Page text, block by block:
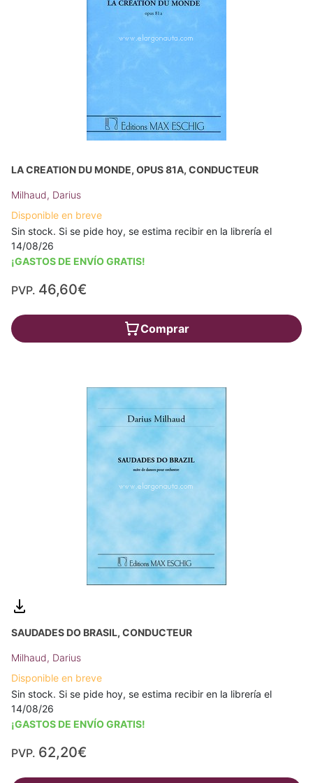
LA CREATION DU MONDE, OPUS 81A, CONDUCTEUR
Milhaud, Darius
Disponible en breve
Sin stock. Si se pide hoy, se estima recibir en la librería el
14/08/26
¡GASTOS DE ENVÍO GRATIS!
PVP. 46,60€
Comprar
SAUDADES DO BRASIL, CONDUCTEUR
Milhaud, Darius
Disponible en breve
Sin stock. Si se pide hoy, se estima recibir en la librería el
14/08/26
¡GASTOS DE ENVÍO GRATIS!
PVP. 62,20€